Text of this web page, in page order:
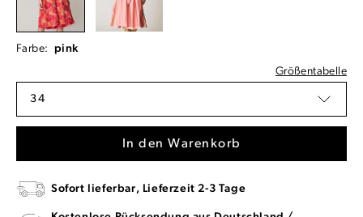
Farbe: pink
Größentabelle
34
In den Warenkorb
Sofort lieferbar, Lieferzeit 2-3 Tage